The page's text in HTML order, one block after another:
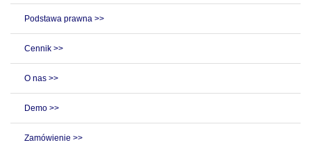
Podstawa prawna >>
Cennik >>
O nas >>
Demo >>
Zamówienie >>